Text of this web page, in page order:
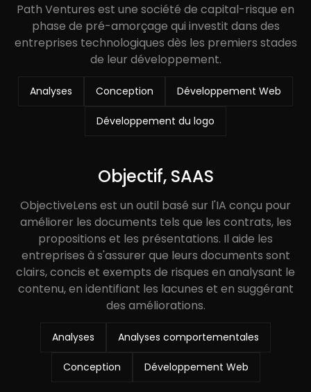
Path Ventures est une société de capital-risque en
phase de pré-amorçage qui investit dans des
entreprises technologiques dès les premiers stades
de leur développement.
Analyses Conception Développement Web
Développement du logo
Objectif, SAAS
ObjectiveLens est un outil basé sur l'IA conçu pour
améliorer les documents tels que les contrats, les
propositions et les présentations. Il aide les
entreprises à s'assurer que leurs documents sont
clairs, concis et exempts de risques en analysant le
contenu, en identifiant les lacunes et en suggérant
des améliorations.
Analyses Analyses comportementales
Conception Développement Web